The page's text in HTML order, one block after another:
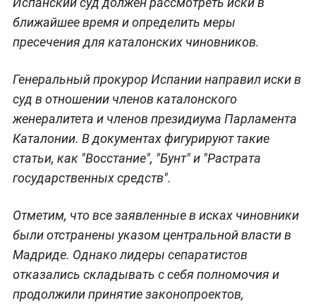
ближайшее время и определить меры
пресечения для каталонских чиновников.
Генеральный прокурор Испании направил иски в
суд в отношении членов каталонского
женералитета и членов президиума Парламента
Каталонии. В документах фигурируют такие
статьи, как "Восстание", "Бунт" и "Растрата
государственных средств".
Отметим, что все заявленные в исках чиновники
были отстранены указом центральной власти в
Мадриде. Однако лидеры сепаратистов
отказались складывать с себя полномочия и
продолжили принятие законопроектов,